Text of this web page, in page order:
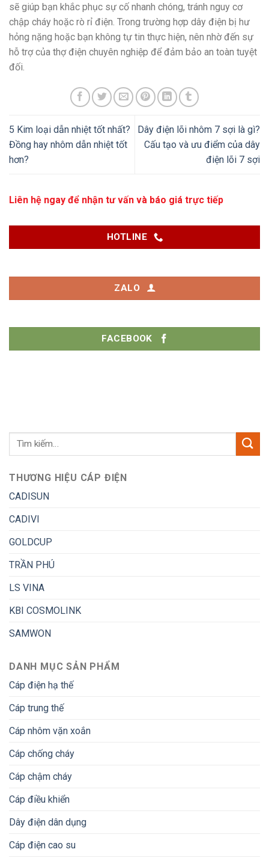
sẽ giúp bạn khắc phục sự cố nhanh chóng, tránh nguy cơ
chập cháy hoặc rò rỉ điện. Trong trường hợp dây điện bị hư
hỏng nặng hoặc bạn không tự tin thực hiện, nên nhờ đến sự
hỗ trợ của thợ điện chuyên nghiệp để đảm bảo an toàn tuyệt
đối.
5 Kim loại dẫn nhiệt tốt nhất?
Đồng hay nhôm dẫn nhiệt tốt
hơn?
Dây điện lõi nhôm 7 sợi là gì?
Cấu tạo và ưu điểm của dây
điện lõi 7 sợi
Liên hệ ngay để nhận tư vấn và báo giá trực tiếp
HOTLINE
ZALO
FACEBOOK
THƯƠNG HIỆU CÁP ĐIỆN
CADISUN
CADIVI
GOLDCUP
TRẦN PHÚ
LS VINA
KBI COSMOLINK
SAMWON
DANH MỤC SẢN PHẨM
Cáp điện hạ thế
Cáp trung thế
Cáp nhôm vặn xoắn
Cáp chống cháy
Cáp chậm cháy
Cáp điều khiển
Dây điện dân dụng
Cáp điện cao su